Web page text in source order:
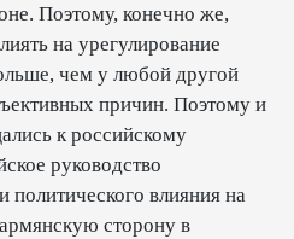
Поэтому, конечно же,
на урегулирование
чем у любой другой
причин. Поэтому и
к российскому
руководство
политического влияния на
сторону в